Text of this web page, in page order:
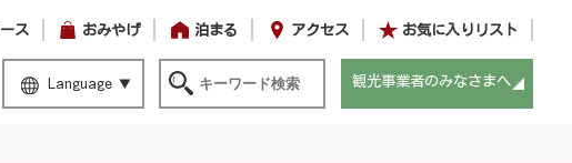
ス おみやげ 泊まる アクセス お気に入りリスト
Language 観光事業者のみなさまへ